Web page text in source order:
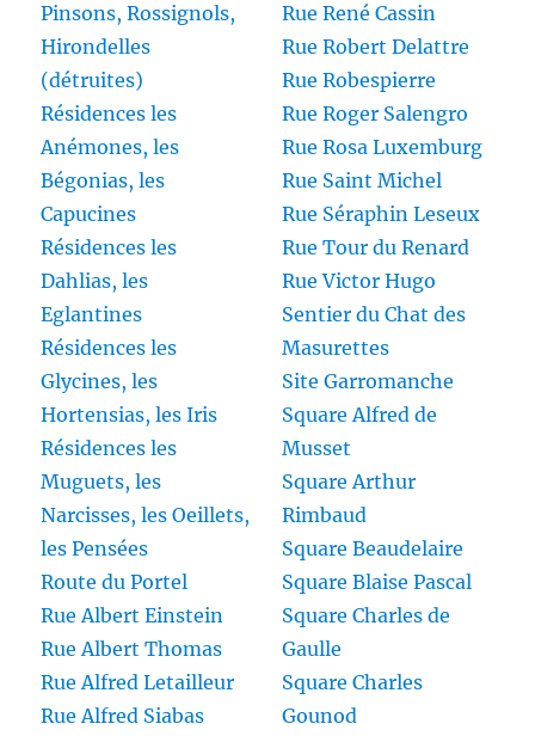
Pinsons, Rossignols,
Hirondelles
(détruites)
Résidences les
Anémones, les
Bégonias, les
Capucines
Résidences les
Dahlias, les
Eglantines
Résidences les
Glycines, les
Hortensias, les Iris
Résidences les
Muguets, les
Narcisses, les Oeillets,
les Pensées
Route du Portel
Rue Albert Einstein
Rue Albert Thomas
Rue Alfred Letailleur
Rue Alfred Siabas
Rue René Cassin
Rue Robert Delattre
Rue Robespierre
Rue Roger Salengro
Rue Rosa Luxemburg
Rue Saint Michel
Rue Séraphin Leseux
Rue Tour du Renard
Rue Victor Hugo
Sentier du Chat des
Masurettes
Site Garromanche
Square Alfred de
Musset
Square Arthur
Rimbaud
Square Beaudelaire
Square Blaise Pascal
Square Charles de
Gaulle
Square Charles
Gounod